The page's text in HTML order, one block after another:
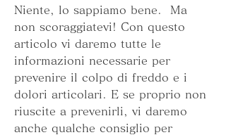
Niente, lo sappiamo bene.  Ma
non scoraggiatevi! Con questo
articolo vi daremo tutte le
informazioni necessarie per
prevenire il colpo di freddo e i
dolori articolari. E se proprio non
riuscite a prevenirli, vi daremo
anche qualche consiglio per